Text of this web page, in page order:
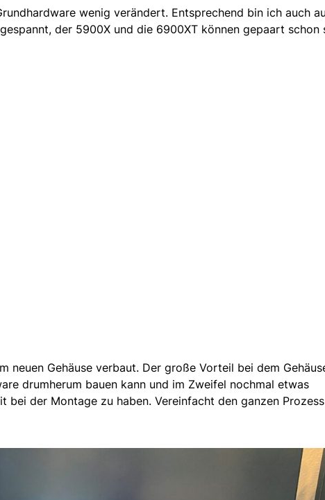
wenig verändert. Entsprechend bin ich auch
der 5900X und die 6900XT können gepaart schon
neuen Gehäuse verbaut. Der große Vorteil bei dem
drumherum bauen kann und im Zweifel nochmal etwas
bei der Montage zu haben. Vereinfacht den ganzen Prozess